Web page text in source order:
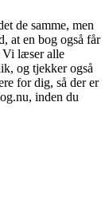
de samme, men
at en bog også får
Vi læser alle
og tjekker også
for dig, så der er
inden du